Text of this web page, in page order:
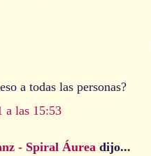
a todas las personas?
a las 15:53
- Spiral Áurea dijo...